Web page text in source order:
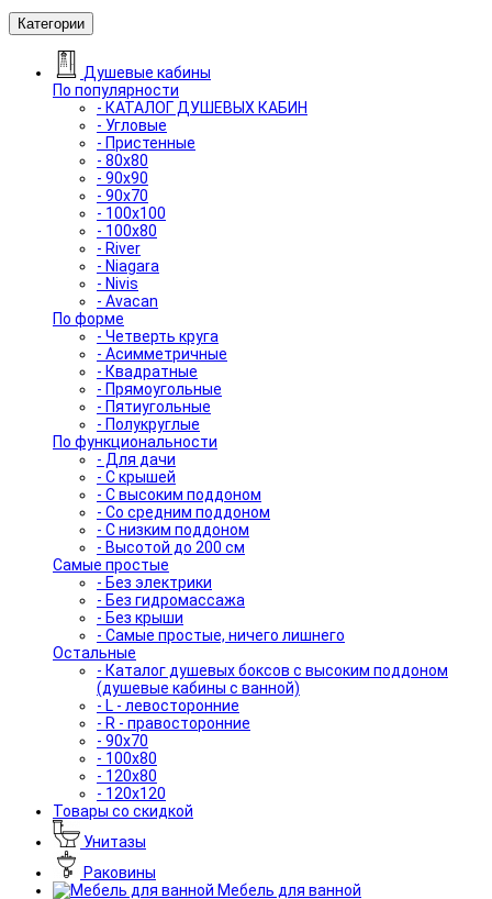
Категории
Душевые кабины
По популярности
- КАТАЛОГ ДУШЕВЫХ КАБИН
- Угловые
- Пристенные
- 80x80
- 90x90
- 90x70
- 100x100
- 100x80
- River
- Niagara
- Nivis
- Avacan
По форме
- Четверть круга
- Асимметричные
- Квадратные
- Прямоугольные
- Пятиугольные
- Полукруглые
По функциональности
- Для дачи
- С крышей
- С высоким поддоном
- Со средним поддоном
- С низким поддоном
- Высотой до 200 см
Самые простые
- Без электрики
- Без гидромассажа
- Без крыши
- Самые простые, ничего лишнего
Остальные
- Каталог душевых боксов с высоким поддоном
(душевые кабины с ванной)
- L - левосторонние
- R - правосторонние
- 90x70
- 100x80
- 120x80
- 120x120
Товары со скидкой
Унитазы
Раковины
Мебель для ванной